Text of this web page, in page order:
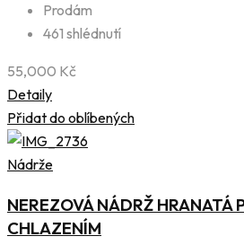
Prodám
461 shlédnutí
55,000 Kč
Detaily
Přidat do oblíbených
Nádrže
NEREZOVÁ NÁDRŽ HRANATÁ
CHLAZENÍM